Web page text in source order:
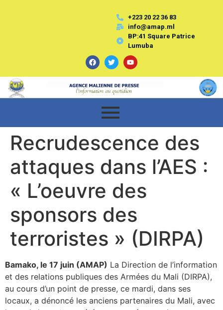
+223 20 22 36 83
info@amap.ml
BP:41 Square Patrice
Lumuba
Recrudescence des
attaques dans l’AES :
« L’oeuvre des
sponsors des
terroristes » (DIRPA)
Bamako, le 17 juin (AMAP) La Direction de l’information
et des relations publiques des Armées du Mali (DIRPA),
au cours d’un point de presse, ce mardi, dans ses
locaux, a dénoncé les anciens partenaires du Mali, avec